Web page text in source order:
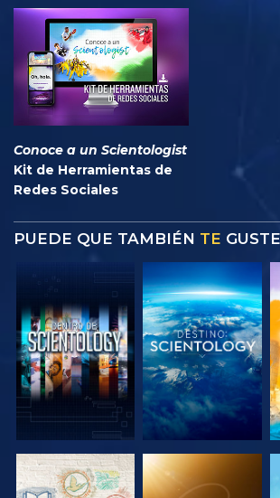
Conoce a un Scientologist
Kit de Herramientas de
Redes Sociales
PUEDE QUE TAMBIÉN TE GUSTE